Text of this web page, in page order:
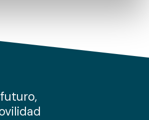
uso que haga del sitio web con
redes sociales, publicidad y análisis